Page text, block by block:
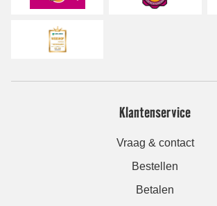
Klantenservice
Vraag & contact
Bestellen
Betalen